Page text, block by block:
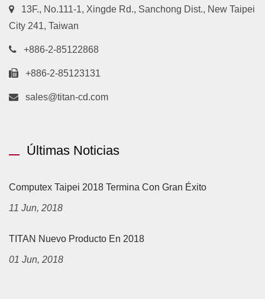
13F., No.111-1, Xingde Rd., Sanchong Dist., New Taipei
City 241, Taiwan
+886-2-85122868
+886-2-85123131
sales@titan-cd.com
Últimas Noticias
Computex Taipei 2018 Termina Con Gran Éxito
11 Jun, 2018
TITAN Nuevo Producto En 2018
01 Jun, 2018